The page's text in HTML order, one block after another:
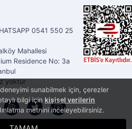
sunabilmek için, çerezler
bilgi için kişisel verilerin
metnini inceleyebilirsiniz.
0541 550 25
Mahallesi
Residence No: 3a
yoktur